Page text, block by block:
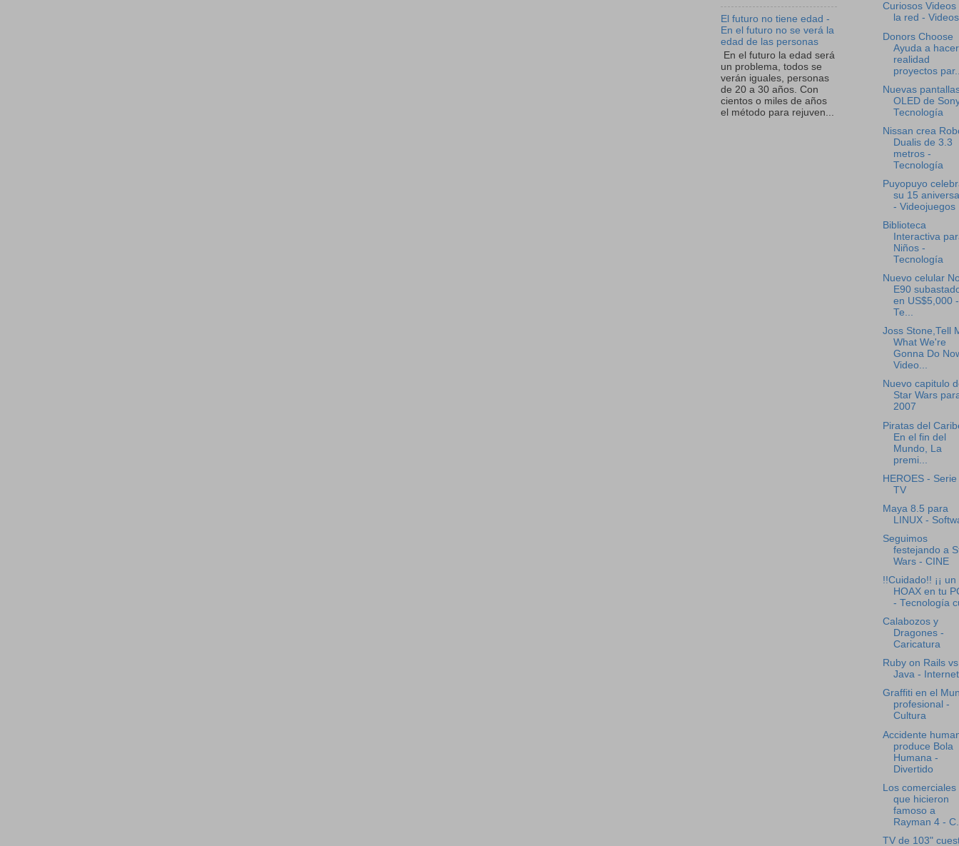
El futuro no tiene edad -
En el futuro no se verá la
edad de las personas
En el futuro la edad será
un problema, todos se
verán iguales, personas
de 20 a 30 años. Con
cientos o miles de años
el método para rejuven...
Curiosos Videos
la red - Videos
Donors Choose
Ayuda a hacer
realidad
proyectos
Nuevas
OLED de
Tecnología
Nissan crea
Dualis de 3.3
metros -
Tecnología
Puyopuyo
su 15
- Videojuegos
Biblioteca
Interactiva
Niños -
Tecnología
Nuevo celular
E90
en US$5,000 -
Te...
Joss Stone,Tell
What We're
Gonna Do
Video...
Nuevo capitulo
Star Wars
2007
Piratas del
En el fin del
Mundo, La
premi...
HEROES - Serie
TV
Maya 8.5 para
LINUX -
Seguimos
festejando a
Wars - CINE
!!Cuidado!! ¡¡ un
HOAX en tu
- Tecnología
Calabozos y
Dragones -
Caricatura
Ruby on Rails vs
Java - Internet
Graffiti en el
profesional -
Cultura
Accidente
produce Bola
Humana -
Divertido
Los comerciales
que hicieron
famoso a
Rayman 4 -
TV de 103"